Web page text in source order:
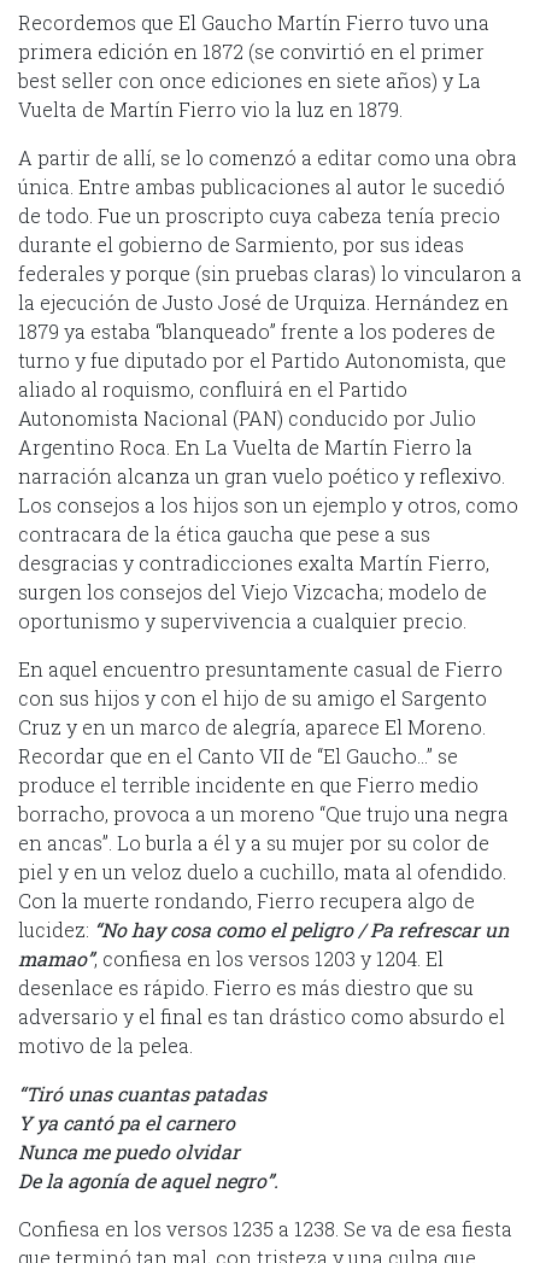
Recordemos que El Gaucho Martín Fierro tuvo una
primera edición en 1872 (se convirtió en el primer
best seller con once ediciones en siete años) y La
Vuelta de Martín Fierro vio la luz en 1879.
A partir de allí, se lo comenzó a editar como una obra
única. Entre ambas publicaciones al autor le sucedió
de todo. Fue un proscripto cuya cabeza tenía precio
durante el gobierno de Sarmiento, por sus ideas
federales y porque (sin pruebas claras) lo vincularon a
la ejecución de Justo José de Urquiza. Hernández en
1879 ya estaba “blanqueado” frente a los poderes de
turno y fue diputado por el Partido Autonomista, que
aliado al roquismo, confluirá en el Partido
Autonomista Nacional (PAN) conducido por Julio
Argentino Roca. En La Vuelta de Martín Fierro la
narración alcanza un gran vuelo poético y reflexivo.
Los consejos a los hijos son un ejemplo y otros, como
contracara de la ética gaucha que pese a sus
desgracias y contradicciones exalta Martín Fierro,
surgen los consejos del Viejo Vizcacha; modelo de
oportunismo y supervivencia a cualquier precio.
En aquel encuentro presuntamente casual de Fierro
con sus hijos y con el hijo de su amigo el Sargento
Cruz y en un marco de alegría, aparece El Moreno.
Recordar que en el Canto VII de “El Gaucho…” se
produce el terrible incidente en que Fierro medio
borracho, provoca a un moreno “Que trujo una negra
en ancas”. Lo burla a él y a su mujer por su color de
piel y en un veloz duelo a cuchillo, mata al ofendido.
Con la muerte rondando, Fierro recupera algo de
lucidez: “No hay cosa como el peligro / Pa refrescar un
mamao”, confiesa en los versos 1203 y 1204. El
desenlace es rápido. Fierro es más diestro que su
adversario y el final es tan drástico como absurdo el
motivo de la pelea.
“Tiró unas cuantas patadas
Y ya cantó pa el carnero
Nunca me puedo olvidar
De la agonía de aquel negro”.
Confiesa en los versos 1235 a 1238. Se va de esa fiesta
que terminó tan mal, con tristeza y una culpa que